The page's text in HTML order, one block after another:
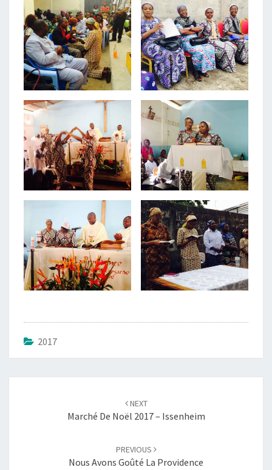
2017
NEXT
Marché De Noël 2017 – Issenheim
PREVIOUS
Nous Avons Goûté La Providence